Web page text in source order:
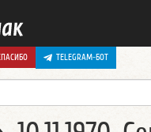
TELEGRAM-БОТ